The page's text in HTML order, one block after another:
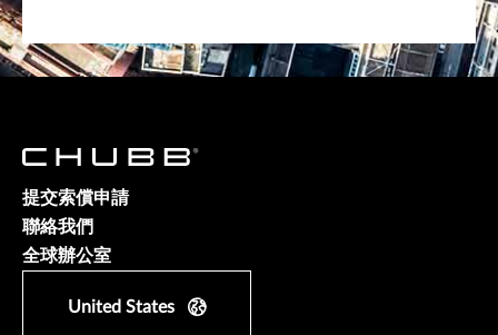
提交索償申請
聯絡我們
全球辦公室
United States